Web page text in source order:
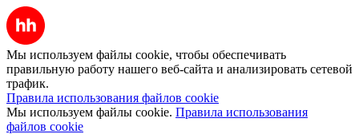
Мы используем файлы cookie, чтобы обеспечивать
правильную работу нашего веб-сайта и анализировать сетевой
трафик.
Правила использования файлов cookie
Мы используем файлы cookie. Правила использования
файлов cookie